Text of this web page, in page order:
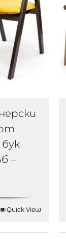
–
Quick View